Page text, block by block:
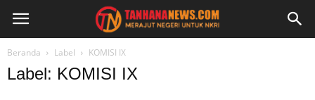
Beranda Label KOMISI IX
Label: KOMISI IX